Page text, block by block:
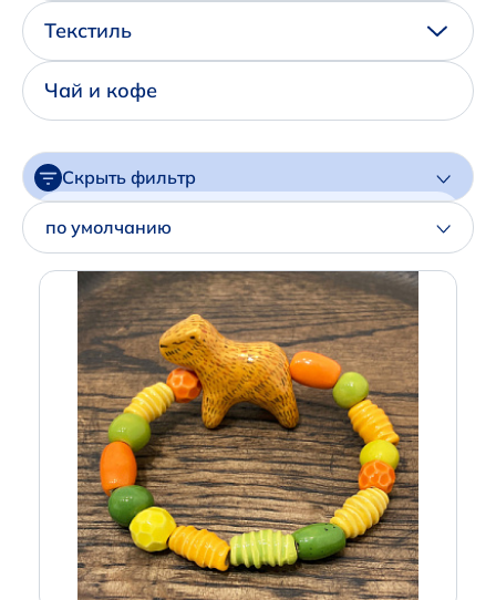
Написать нам в Телеграм
+7 (925) 294-91-85
,
+7 (926) 702-09-76
Текстиль
Чай и кофе
Скрыть фильтр
Артикул
Производитель
по умолчанию